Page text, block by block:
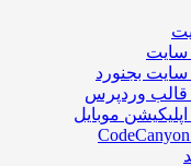
بجنورد
وردپرس
موبایل